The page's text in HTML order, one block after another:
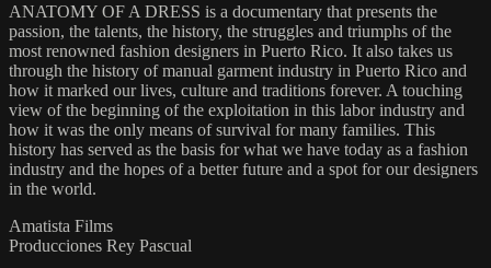
ANATOMY OF A DRESS is a documentary that presents the
passion, the talents, the history, the struggles and triumphs of the
most renowned fashion designers in Puerto Rico. It also takes us
through the history of manual garment industry in Puerto Rico and
how it marked our lives, culture and traditions forever. A touching
view of the beginning of the exploitation in this labor industry and
how it was the only means of survival for many families. This
history has served as the basis for what we have today as a fashion
industry and the hopes of a better future and a spot for our designers
in the world.
Amatista Films
Producciones Rey Pascual